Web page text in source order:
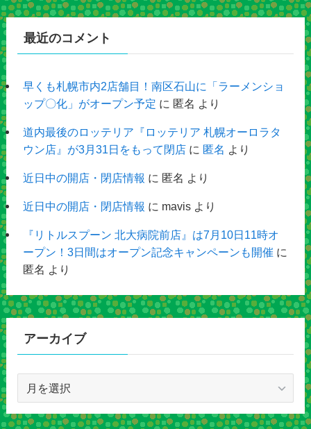
最近のコメント
早くも札幌市内2店舗目！南区石山に「ラーメンショ
ップ〇化」がオープン予定 に 匿名 より
道内最後のロッテリア『ロッテリア 札幌オーロラタ
ウン店』が3月31日をもって閉店に 匿名 より
近日中の開店・閉店情報 に 匿名 より
近日中の開店・閉店情報 に mavisより
『リトルスプーン 北大病院前店』は7月10日11時オ
ープン！3日間はオープン記念キャンペーンも開催 に
匿名 より
アーカイブ
カ